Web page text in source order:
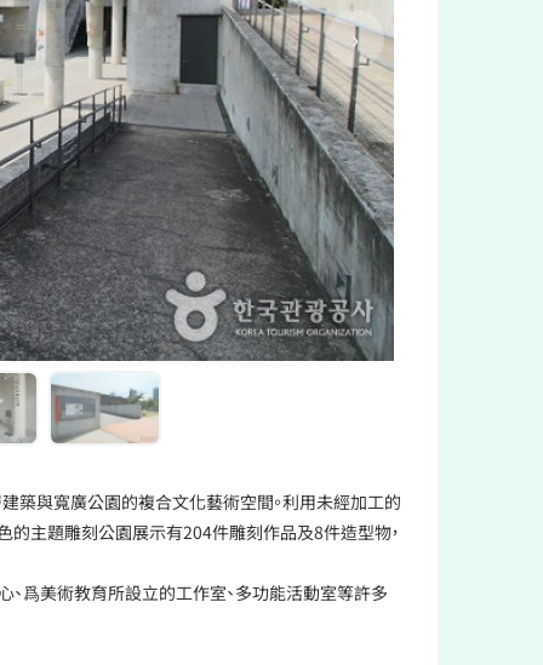
›
築與寬廣公園的複合文化藝術空間。利用未經加工的
的主題雕刻公園展示有204件雕刻作品及8件造型物，
爲美術教育所設立的工作室、多功能活動室等許多